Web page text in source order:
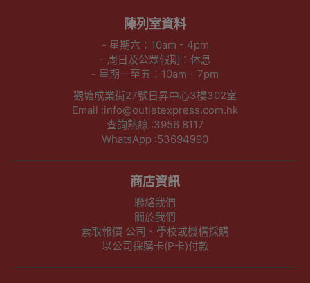
陳列室資料
- 星期六：10am - 4pm
- 周日及公眾假期：休息
- 星期一至五：10am - 7pm
觀塘成業街27號日昇中心3樓302室
Email :info@outletexpress.com.hk
查詢熱線 :3956 8117
WhatsApp :53694990
商店資訊
聯絡我們
關於我們
索取報價 公司、學校或機構採購
以公司採購卡(P卡)付款